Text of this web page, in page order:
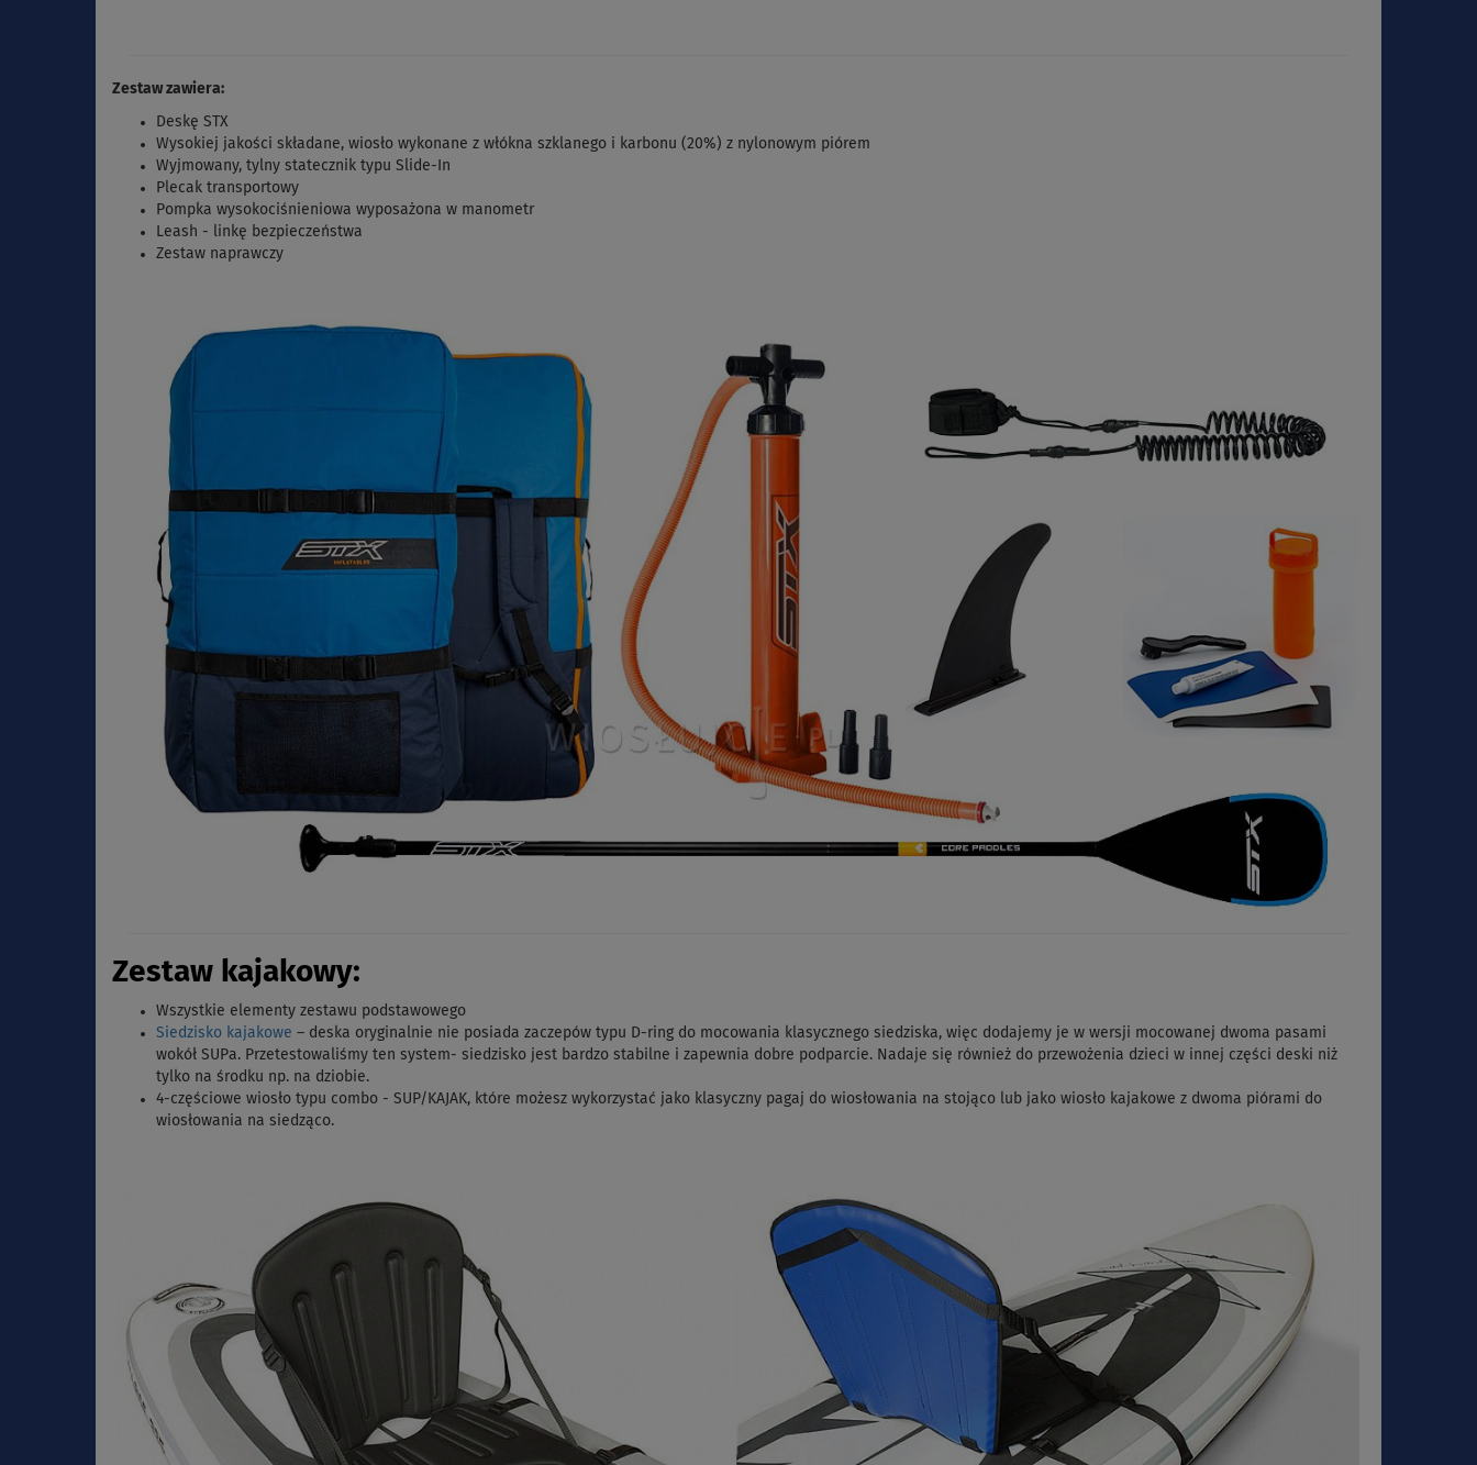
Zestaw zawiera:
Deskę STX
Wysokiej jakości składane, wiosło wykonane z włókna szklanego i karbonu (20%) z nylonowym piórem
Wyjmowany, tylny statecznik typu Slide-In
Plecak transportowy
Pompka wysokociśnieniowa wyposażona w manometr
Leash - linkę bezpieczeństwa
Zestaw naprawczy
Zestaw kajakowy:
Wszystkie elementy zestawu podstawowego
Siedzisko kajakowe – deska oryginalnie nie posiada zaczepów typu D-ring do mocowania klasycznego siedziska, więc dodajemy je w wersji mocowanej dwoma pasami
wokół SUPa. Przetestowaliśmy ten system- siedzisko jest bardzo stabilne i zapewnia dobre podparcie. Nadaje się również do przewożenia dzieci w innej części deski niż
tylko na środku np. na dziobie.
4-częściowe wiosło typu combo - SUP/KAJAK, które możesz wykorzystać jako klasyczny pagaj do wiosłowania na stojąco lub jako wiosło kajakowe z dwoma piórami do
wiosłowania na siedząco.